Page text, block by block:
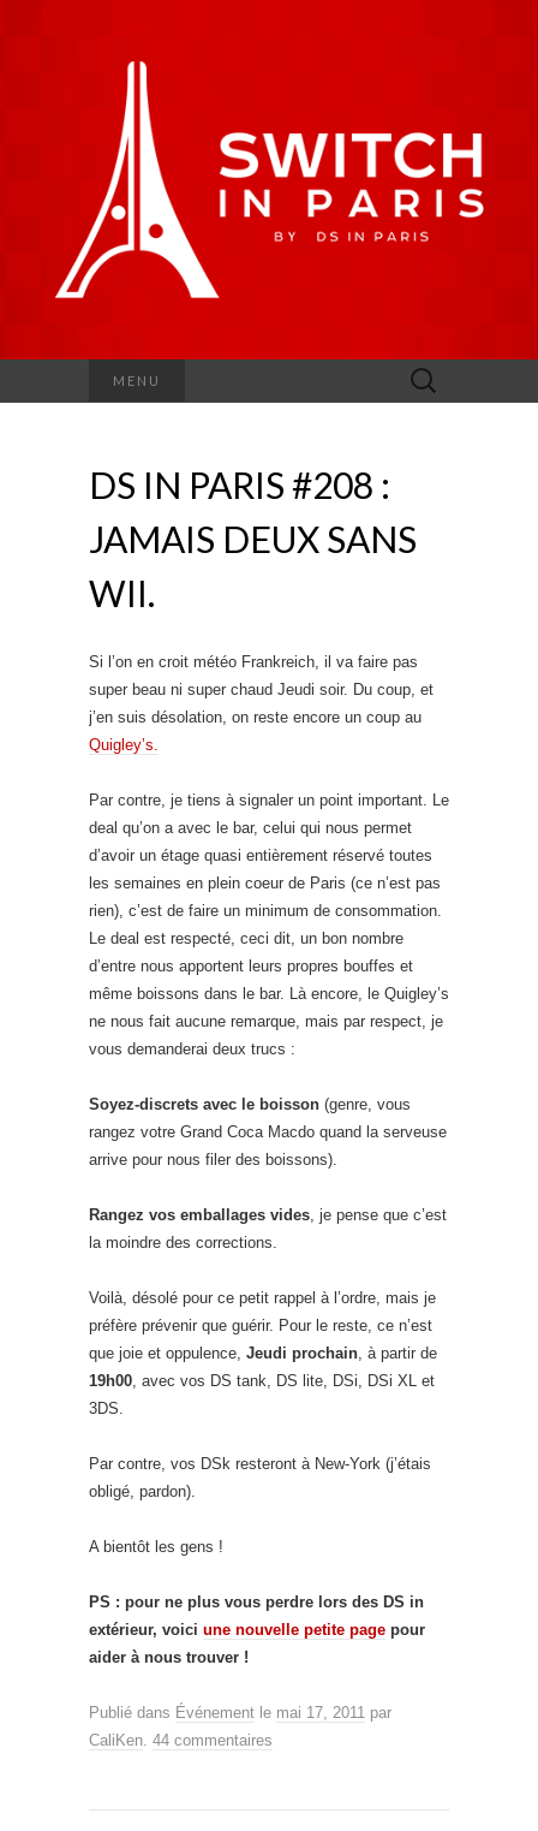
MENU Rechercher :
DS IN PARIS #208 :
JAMAIS DEUX SANS
WII.
Si l’on en croit météo Frankreich, il va faire pas
super beau ni super chaud Jeudi soir. Du coup, et
j’en suis désolation, on reste encore un coup au
Quigley’s.
Par contre, je tiens à signaler un point important. Le
deal qu’on a avec le bar, celui qui nous permet
d’avoir un étage quasi entièrement réservé toutes
les semaines en plein coeur de Paris (ce n’est pas
rien), c’est de faire un minimum de consommation.
Le deal est respecté, ceci dit, un bon nombre
d’entre nous apportent leurs propres bouffes et
même boissons dans le bar. Là encore, le Quigley’s
ne nous fait aucune remarque, mais par respect, je
vous demanderai deux trucs :
Soyez-discrets avec le boisson (genre, vous
rangez votre Grand Coca Macdo quand la serveuse
arrive pour nous filer des boissons).
Rangez vos emballages vides , je pense que c’est
la moindre des corrections.
Voilà, désolé pour ce petit rappel à l’ordre, mais je
préfère prévenir que guérir. Pour le reste, ce n’est
que joie et oppulence, Jeudi prochain , à partir de
19h00 , avec vos DS tank, DS lite, DSi, DSi XL et
3DS.
Par contre, vos DSk resteront à New-York (j’étais
obligé, pardon).
A bientôt les gens !
PS : pour ne plus vous perdre lors des DS in
extérieur, voici une nouvelle petite page pour
aider à nous trouver !
Publié dans Événement le mai 17, 2011 par
CaliKen 44 commentaires